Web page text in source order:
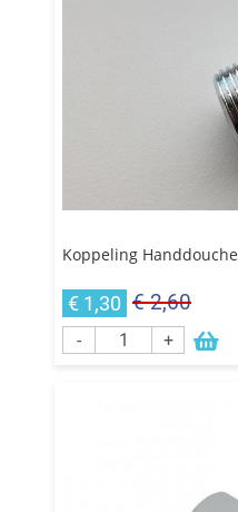
Koppeling Handdouche
€ 1,30 € 2,60
- +